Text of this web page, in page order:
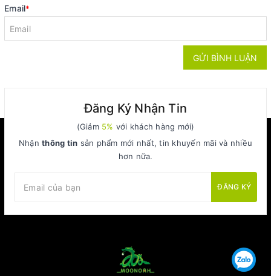
Email*
GỬI BÌNH LUẬN
Đăng Ký Nhận Tin
(Giảm 5% với khách hàng mới)
Nhậnthông tin sản phẩm mới nhất, tin khuyến mãi và nhiều
hơn nữa.
ĐĂNG KÝ